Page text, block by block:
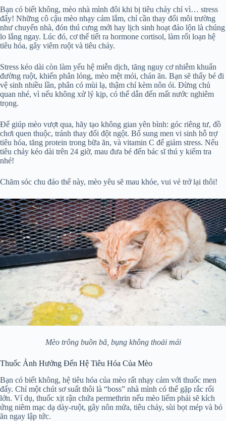
Bạn có biết không, mèo nhà mình đôi khi bị tiêu chảy chỉ vì… stress
đấy! Những cô cậu mèo nhạy cảm lắm, chỉ cần thay đổi môi trường
như chuyển nhà, đón thú cưng mới hay lịch sinh hoạt đảo lộn là chúng
lo lắng ngay. Lúc đó, cơ thể tiết ra hormone cortisol, làm rối loạn hệ
tiêu hóa, gây viêm ruột và tiêu chảy.
Stress kéo dài còn làm yếu hệ miễn dịch, tăng nguy cơ nhiễm khuẩn
đường ruột, khiến phân lỏng, mèo mệt mỏi, chán ăn. Bạn sẽ thấy bé đi
vệ sinh nhiều lần, phân có mùi lạ, thậm chí kèm nôn ói. Đừng chủ
quan nhé, vì nếu không xử lý kịp, có thể dẫn đến mất nước nghiêm
trọng.
Để giúp mèo vượt qua, hãy tạo không gian yên bình: góc riêng tư, đồ
chơi quen thuộc, tránh thay đổi đột ngột. Bổ sung men vi sinh hỗ trợ
tiêu hóa, tăng protein trong bữa ăn, và vitamin C để giảm stress. Nếu
tiêu chảy kéo dài trên 24 giờ, mau đưa bé đến bác sĩ thú y kiểm tra
nhé!
Chăm sóc chu đáo thế này, mèo yêu sẽ mau khỏe, vui vẻ trở lại thôi!
Mèo trông buồn bã, bụng không thoải mái
Thuốc Ảnh Hưởng Đến Hệ Tiêu Hóa Của Mèo
Bạn có biết không, hệ tiêu hóa của mèo rất nhạy cảm với thuốc men
đấy. Chỉ một chút sơ suất thôi là “boss” nhà mình có thể gặp rắc rối
lớn. Ví dụ, thuốc xịt rận chứa permethrin nếu mèo liếm phải sẽ kích
ứng niêm mạc dạ dày-ruột, gây nôn mửa, tiêu chảy, sùi bọt mép và bỏ
ăn ngay lập tức.